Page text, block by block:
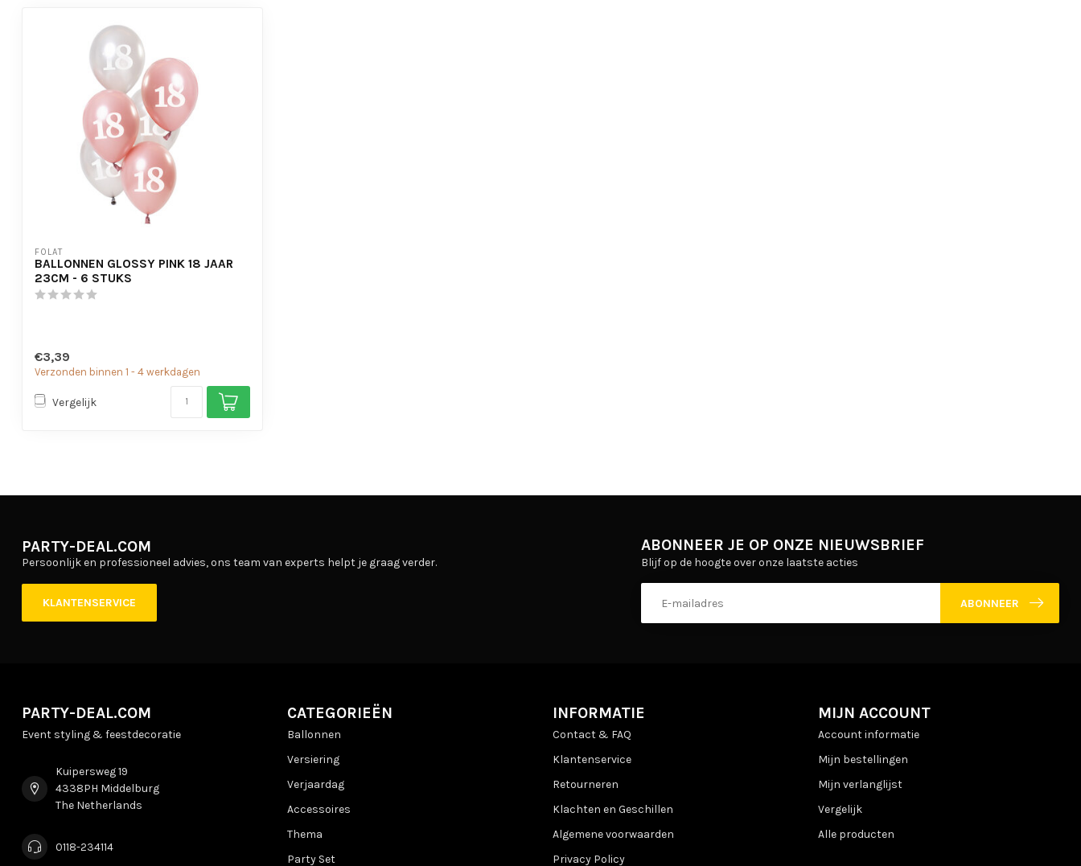
FOLAT
BALLONNEN GLOSSY PINK 18 JAAR
23CM - 6 STUKS
€3,39
Verzonden binnen 1 - 4 werkdagen
Vergelijk
PARTY-DEAL.COM
Persoonlijk en professioneel advies, ons team van experts helpt je graag verder.
KLANTENSERVICE
ABONNEER JE OP ONZE NIEUWSBRIEF
Blijf op de hoogte over onze laatste acties
ABONNEER
PARTY-DEAL.COM
Event styling & feestdecoratie
Kuipersweg 19
4338PH Middelburg
The Netherlands
0118-234114
CATEGORIEËN
Ballonnen
Versiering
Verjaardag
Accessoires
Thema
Party Set
INFORMATIE
Contact & FAQ
Klantenservice
Retourneren
Klachten en Geschillen
Algemene voorwaarden
Privacy Policy
MIJN ACCOUNT
Account informatie
Mijn bestellingen
Mijn verlanglijst
Vergelijk
Alle producten